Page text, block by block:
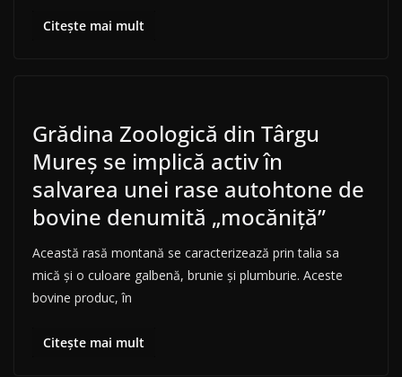
Citește mai mult
Grădina Zoologică din Târgu
Mureș se implică activ în
salvarea unei rase autohtone de
bovine denumită „mocăniță”
Această rasă montană se caracterizează prin talia sa
mică și o culoare galbenă, brunie și plumburie. Aceste
bovine produc, în
Citește mai mult